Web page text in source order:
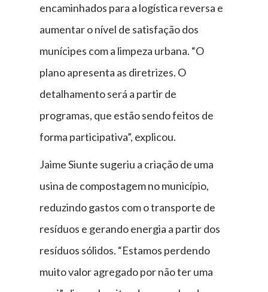
encaminhados para a logística reversa e
aumentar o nível de satisfação dos
munícipes com a limpeza urbana. “O
plano apresenta as diretrizes. O
detalhamento será a partir de
programas, que estão sendo feitos de
forma participativa”, explicou.
Jaime Siunte sugeriu a criação de uma
usina de compostagem no município,
reduzindo gastos com o transporte de
resíduos e gerando energia a partir dos
resíduos sólidos. “Estamos perdendo
muito valor agregado por não ter uma